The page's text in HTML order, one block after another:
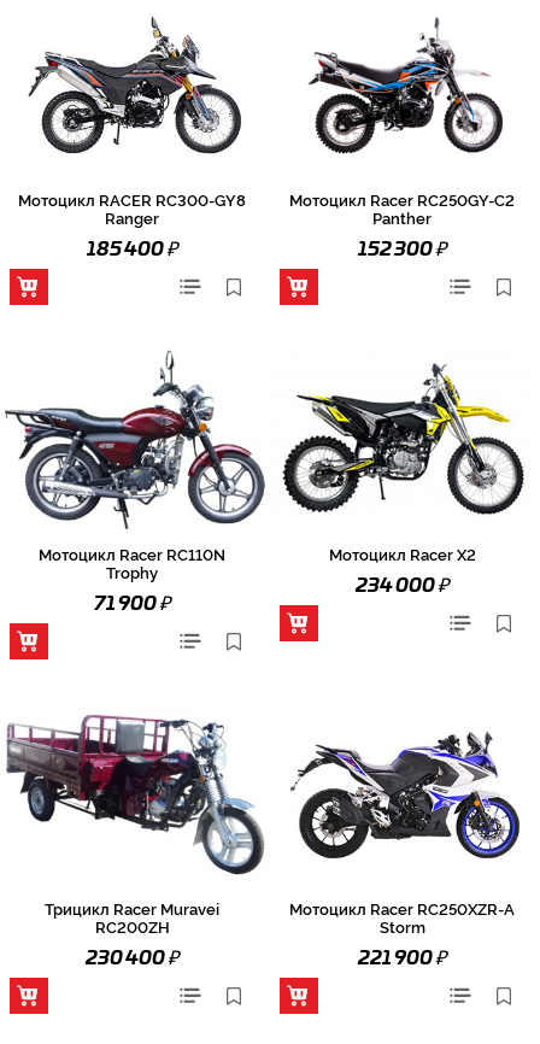
Мотоцикл RACER RC300-GY8
Ranger
185 400₽
Мотоцикл Racer RC250GY-C2
Panther
152 300₽
Мотоцикл Racer RC110N
Trophy
71 900₽
Мотоцикл Racer X2
234 000₽
Трицикл Racer Muravei
RC200ZH
230 400₽
Мотоцикл Racer RC250XZR-A
Storm
221 900₽